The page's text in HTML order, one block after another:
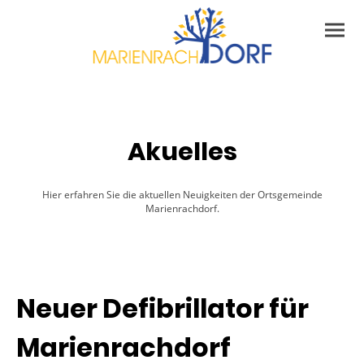
Akuelles
Hier erfahren Sie die aktuellen Neuigkeiten der Ortsgemeinde
Marienrachdorf.
Neuer Defibrillator für
Marienrachdorf